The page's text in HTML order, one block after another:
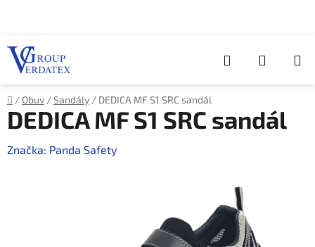
Hledat
KOŠÍK
Domů
/ Obuv /Sandály / DEDICA MF S1 SRC sandál
DEDICA MF S1 SRC sandál
Značka: Panda Safety